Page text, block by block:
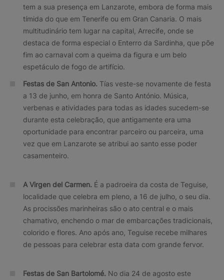
tem a sua presença em Lanzarote, embora de forma mais
tímida do que em Tenerife ou em Gran Canaria. O mais
multitudinário tem lugar na capital, Arrecife, onde se
destaca de forma especial o Enterro da Sardinha, que põe
fim ao carnaval com a queima da figura e um belo
espetáculo de fogo de artifício.
Festas de San Antonio. Tías veste-se novamente de festa
a 13 de junho, em honra de Santo António. Música,
verbenas e atividades para todas as idades sucedem-se
durante esta celebração, que antigamente era uma
oportunidade para encontrar parceiro ou parceira, uma
vez que em Lanzarote se atribui ao santo esse poder
casamenteiro.
A Virgen del Carmen. É a padroeira da costa de Teguise,
localidade que celebra em pleno, a 16 de julho, o seu dia.
As procissões marinheiras são o ato central e o mais
chamativo, enchendo o mar de embarcações tradicionais,
colorido e flores. Ano após ano, Teguise recebe milhares
de pessoas para celebrar esta data com grande fervor.
Festas de San Bartolomé. No dia 24 de agosto este